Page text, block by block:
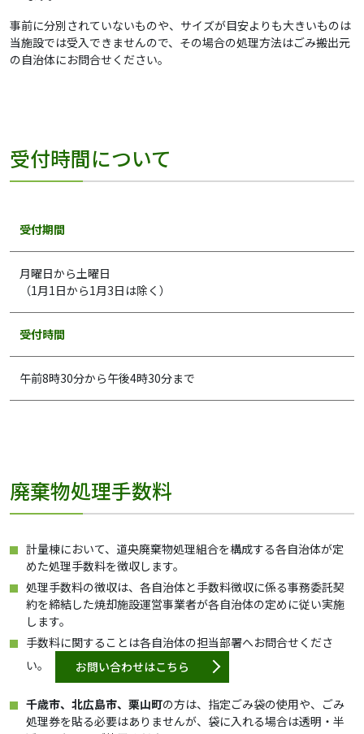
事前に分別されていないものや、サイズが目安よりも大きいものは
当施設では受入できませんので、その場合の処理方法はごみ搬出元
の自治体にお問合せください。
受付時間について
受付期間
月曜日から土曜日
（1月1日から1月3日は除く）
受付時間
午前8時30分から午後4時30分まで
廃棄物処理手数料
計量棟において、道央廃棄物処理組合を構成する各自治体が定
めた処理手数料を徴収します。
処理手数料の徴収は、各自治体と手数料徴収に係る事務委託契
約を締結した焼却施設運営事業者が各自治体の定めに従い実施
します。
手数料に関することは各自治体の担当部署へお問合せくださ
い。
お問い合わせはこちら
千歳市、北広島市、栗山町の方は、指定ごみ袋の使用や、ごみ
処理券を貼る必要はありませんが、袋に入れる場合は透明・半